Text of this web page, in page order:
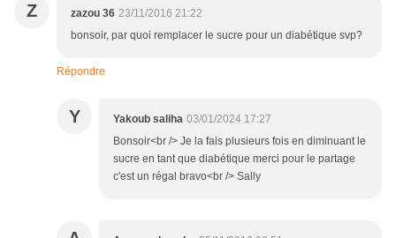
Z zazou 36 23/11/2016 21:22
bonsoir, par quoi remplacer le sucre pour un diabétique svp?
Répondre
Y Yakoub saliha 03/01/2024 17:27
Bonsoir<br /> Je la fais plusieurs fois en diminuant le
sucre en tant que diabétique merci pour le partage
c'est un régal bravo<br /> Sally